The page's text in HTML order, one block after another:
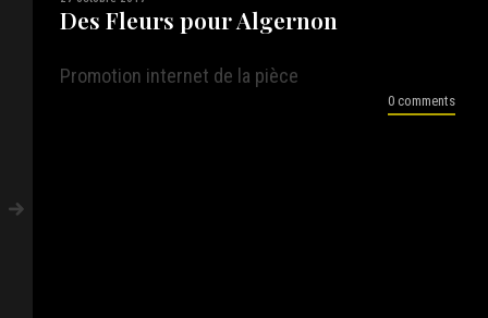
Des Fleurs pour Algernon
Promotion internet de la pièce
0 comments